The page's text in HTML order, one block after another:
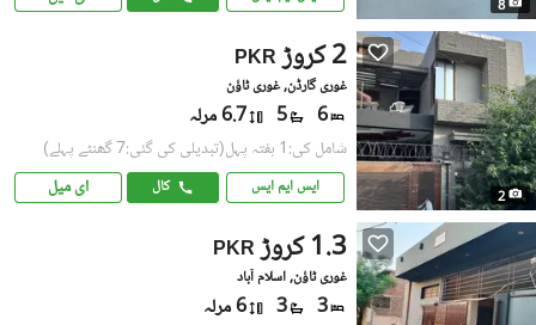
8
2
PKR 2 کروڑ
غوری گارڈن, غوری ٹاؤن
6
5 6.7 مرلہ
شامل کی:1 ہفتہ پہل (تبدیلی کی گئی:7 گھنٹے پہلے)
ایس ایم ایس کال ای میل
PKR 1.3 کروڑ
غوری ٹاؤن, اسلام آباد
3
3 6 مرلہ